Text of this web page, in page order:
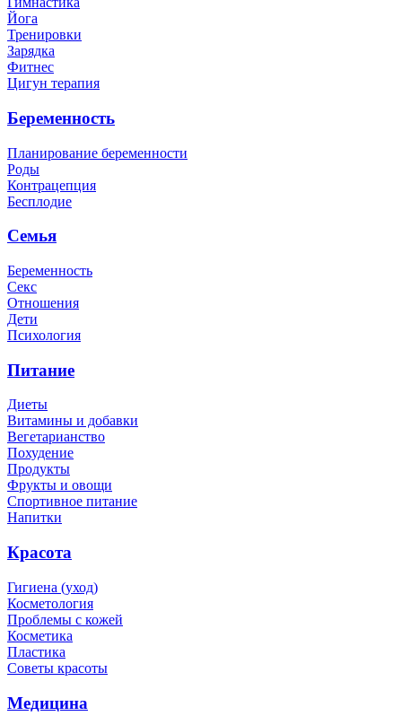
Йога
Тренировки
Зарядка
Фитнес
Цигун терапия
Беременность
Планирование беременности
Роды
Контрацепция
Бесплодие
Семья
Беременность
Секс
Отношения
Дети
Психология
Питание
Диеты
Витамины и добавки
Вегетарианство
Похудение
Продукты
Фрукты и овощи
Спортивное питание
Напитки
Красота
Гигиена (уход)
Косметология
Проблемы с кожей
Косметика
Пластика
Советы красоты
Медицина